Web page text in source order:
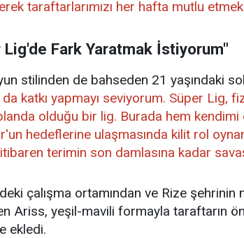
taraftarlarımızı her hafta mutlu
Lig'de Fark Yaratmak İstiyorum"
stilinden de bahseden 21 yaşındaki
katkı yapmayı seviyorum. Süper Lig,
olduğu bir lig. Burada hem
hedeflerine ulaşmasında kilit rol
terimin son damlasına kadar
çalışma ortamından ve Rize
Ariss, yeşil-mavili formayla taraftarın
ekledi.